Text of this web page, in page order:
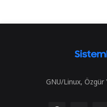
GNU/Linux, Özgür